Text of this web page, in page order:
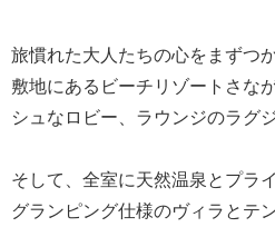
旅慣れた大人たちの心をまずつ
敷地にあるビーチリゾートさな
シュなロビー、ラウンジのラグ
そして、全室に天然温泉とプラ
グランピング仕様のヴィラとテン